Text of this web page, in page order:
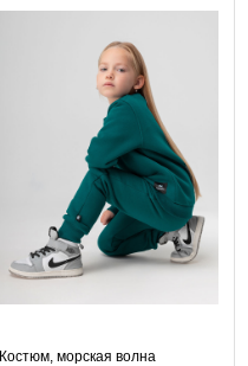
Костюм, морская волна